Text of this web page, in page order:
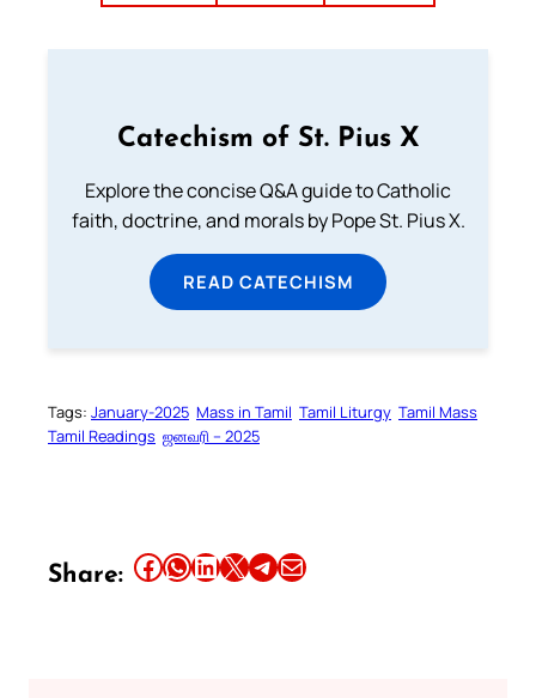
Catechism of St. Pius X
Explore the concise Q&A guide to Catholic
faith, doctrine, and morals by Pope St. Pius X.
READ CATECHISM
Tags: January-2025 Mass in Tamil Tamil Liturgy Tamil Mass
Tamil Readings ஜனவரி – 2025
Share: Share this article on Facebook Share this article on WhatsApp Share this article on LinkedIn Share this article on X Share this article on TelegramEmail this Article